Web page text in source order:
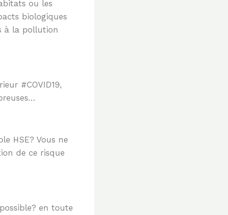
ou les
biologiques
à la pollution
#COVID19,
HSE? Vous ne
de ce risque
en toute